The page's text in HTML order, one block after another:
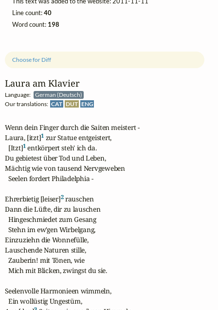
Laura am Klavier
Language:
German (Deutsch)
Our translations: CAT DUT ENG
Choose for Diff
Wenn dein Finger durch die Saiten meistert -
Laura, [itzt]1 zur Statue entgeistert,
  [Itzt]
1 entkörpert steh' ich da.
Du gebietest über Tod und Leben,
Mächtig wie von tausend Nervgeweben
  Seelen fordert Philadelphia -
Ehrerbietig [leiser]2 rauschen
Dann die Lüfte, dir zu lauschen
  Hingeschmiedet zum Gesang
  Stehn im ew'gen Wirbelgang,
Einzuziehn die Wonnefülle,
Lauschende Naturen stille,
  Zauberin! mit Tönen, wie
  Mich mit Blicken, zwingst du sie.
Seelenvolle Harmonieen wimmeln,
  Ein wollüstig Ungestüm,
Line count:40
Word count: 198